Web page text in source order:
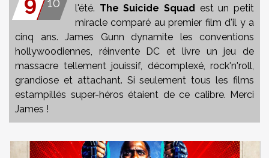
10
l'été. The Suicide Squad est un petit
miracle comparé au premier film d'il y a
cinq ans. James Gunn dynamite les conventions
hollywoodiennes, réinvente DC et livre un jeu de
massacre tellement jouissif, décomplexé, rock'n'roll,
grandiose et attachant. Si seulement tous les films
estampillés super-héros étaient de ce calibre. Merci
James !